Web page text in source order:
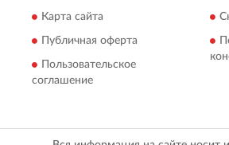
Карта сайта
Публичная оферта
Пользовательское
соглашение